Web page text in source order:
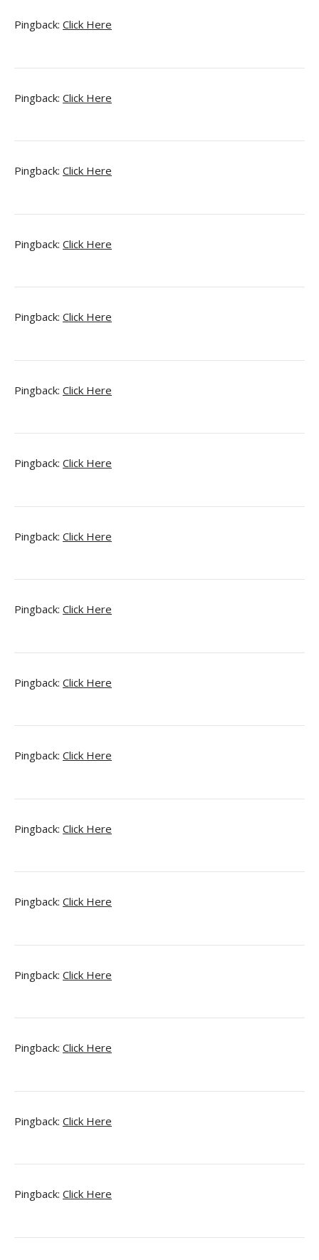
Pingback: Click Here
Pingback: Click Here
Pingback: Click Here
Pingback: Click Here
Pingback: Click Here
Pingback: Click Here
Pingback: Click Here
Pingback: Click Here
Pingback: Click Here
Pingback: Click Here
Pingback: Click Here
Pingback: Click Here
Pingback: Click Here
Pingback: Click Here
Pingback: Click Here
Pingback: Click Here
Pingback: Click Here